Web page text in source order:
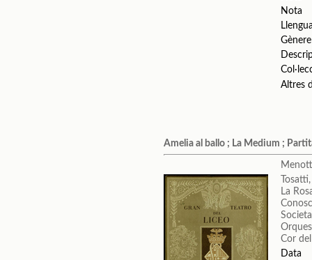
Nota
Gènere
Altres
Amelia al ballo ; La Medium ;
La
Cor
Data